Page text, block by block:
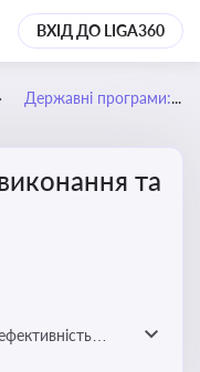
ВХІД ДО LIGA360
Державні програми: виконання та проблеми
та
проблеми